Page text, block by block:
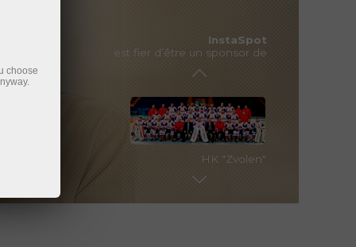
Enregistrer un compte personnel
InstaSpot
est fier d’être un sponsor de
InstaSpot Loprais Team (Dakar)
HK "Zvolen"
choose